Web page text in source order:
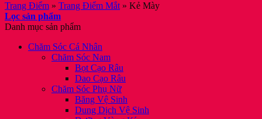
Trang Điểm » Trang Điểm Mắt » Kẻ Mày
Lọc sản phẩm
Danh mục sản phẩm
Chăm Sóc Cá Nhân
Chăm Sóc Nam
Bọt Cạo Râu
Dao Cạo Râu
Chăm Sóc Phụ Nữ
Băng Vệ Sinh
Dung Dịch Vệ Sinh